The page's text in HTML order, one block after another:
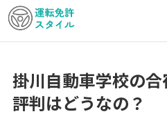
掛川自動車学校の
評判はどうなの？